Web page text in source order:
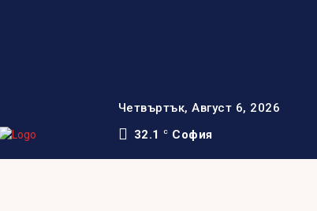
Четвъртък, Август 6, 2026
32.1
C София